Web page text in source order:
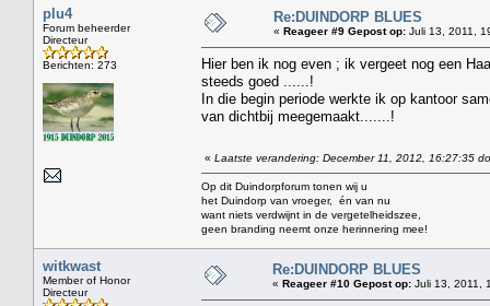
plu4
Forum beheerder
Directeur
Berichten: 273
Re:DUINDORP BLUES
« Reageer #9 Gepost op: Juli 13, 2011,
Hier ben ik nog even ; ik vergeet nog een
steeds goed ......!
In die begin periode werkte ik op kantoor
van dichtbij meegemaakt.......!
« Laatste verandering: December 11, 2012, 16:27:35
Op dit Duindorpforum tonen wij u
het Duindorp van vroeger, én van nu
want niets verdwijnt in de vergetelheidszee,
geen branding neemt onze herinnering mee!
witkwast
Member of Honor
Directeur
Re:DUINDORP BLUES
« Reageer #10 Gepost op: Juli 13, 2011,